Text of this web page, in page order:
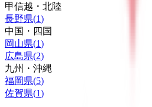
甲信越・北陸
長野県(1)
中国・四国
岡山県(1)
広島県(2)
九州・沖縄
福岡県(5)
佐賀県(1)